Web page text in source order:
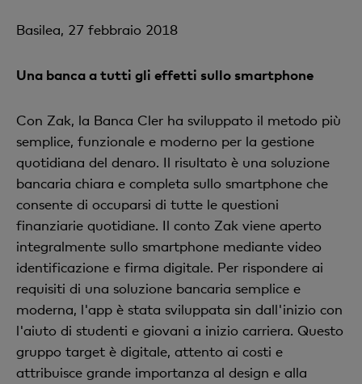
Basilea, 27 febbraio 2018
Una banca a tutti gli effetti sullo smartphone
Con Zak, la Banca Cler ha sviluppato il metodo più
semplice, funzionale e moderno per la gestione
quotidiana del denaro. Il risultato è una soluzione
bancaria chiara e completa sullo smartphone che
consente di occuparsi di tutte le questioni
finanziarie quotidiane. Il conto Zak viene aperto
integralmente sullo smartphone mediante video
identificazione e firma digitale. Per rispondere ai
requisiti di una soluzione bancaria semplice e
moderna, l'app è stata sviluppata sin dall'inizio con
l'aiuto di studenti e giovani a inizio carriera. Questo
gruppo target è digitale, attento ai costi e
attribuisce grande importanza al design e alla